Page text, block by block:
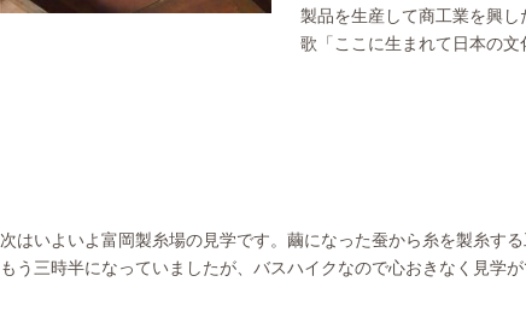
製品を生産して商工業を興
歌「ここに生まれて日本の
次はいよいよ富岡製糸場の見学です。繭になった蚕から糸を製糸する
もう三時半になっていましたが、バスハイクなので心おきなく見学が